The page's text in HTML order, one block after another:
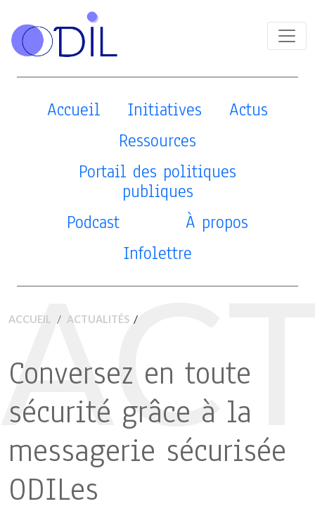
Accueil Initiatives
Actus
Ressources
Portail des politiques
publiques
Podcast
À propos
Infolettre
ACCUEIL ACTUALITÉS /
Conversez en toute
sécurité grâce à la
messagerie sécurisée
ODILes